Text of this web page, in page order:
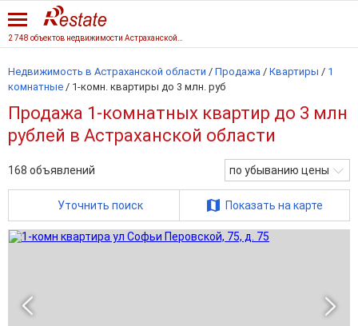
Недвижимость в Астраханской области / Продажа / Квартиры / 1
комнатные / 1-комн. квартиры до 3 млн. руб
Продажа 1-комнатных квартир до 3 млн
рублей в Астраханской области
168 объявлений по убыванию цены
Уточнить поиск Показать на карте